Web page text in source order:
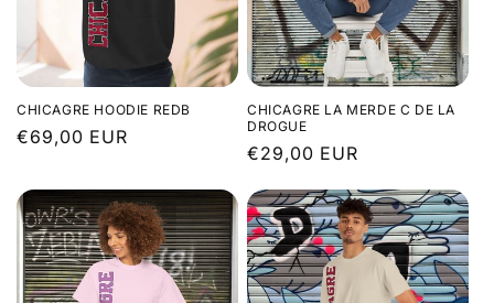
CHICAGRE HOODIE REDB
Prix
€69,00 EUR
CHICAGRE LA MERDE C DE LA
DROGUE
Prix
€29,00 EUR